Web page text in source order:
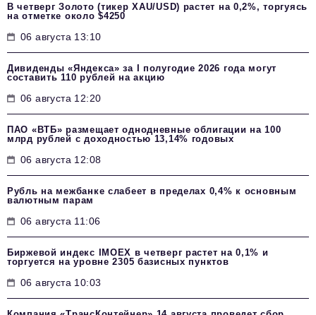
В четверг Золото (тикер XAU/USD) растет на 0,2%, торгуясь
на отметке около $4250
06 августа 13:10
Дивиденды «Яндекса» за I полугодие 2026 года могут
составить 110 рублей на акцию
06 августа 12:20
ПАО «ВТБ» размещает однодневные облигации на 100
млрд рублей с доходностью 13,14% годовых
06 августа 12:08
Рубль на межбанке слабеет в пределах 0,4% к основным
валютным парам
06 августа 11:06
Биржевой индекс IMOEX в четверг растет на 0,1% и
торгуется на уровне 2305 базисных пунктов
06 августа 10:03